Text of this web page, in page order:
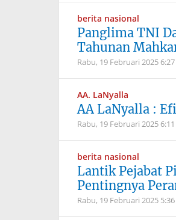
berita nasional
Panglima TNI
Tahunan
Rabu, 19 Februari 2025
AA. LaNyalla
AA LaNyalla :
Rabu, 19 Februari 2025
berita nasional
Lantik Pejabat
Pentingnya
Rabu, 19 Februari 2025